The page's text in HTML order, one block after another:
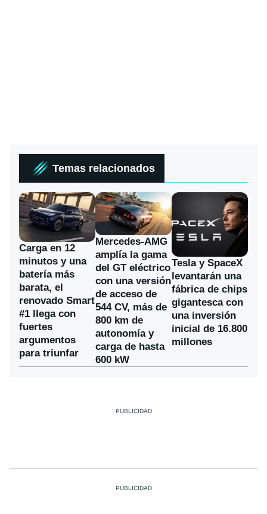
Temas relacionados
Carga en 12
minutos y una
batería más
barata, el
renovado Smart
#1 llega con
fuertes
argumentos
para triunfar
Mercedes-AMG
amplía la gama
del GT eléctrico
con una versión
de acceso de
544 CV, más de
800 km de
autonomía y
carga de hasta
600 kW
Tesla y SpaceX
levantarán una
fábrica de chips
gigantesca con
una inversión
inicial de 16.800
millones